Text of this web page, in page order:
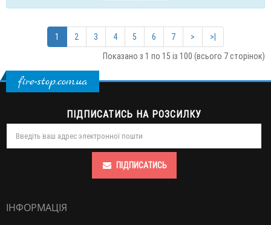
1 2 3 4 5 6 7 >
>|
Показано з 1 по 15 із 100 (всього 7 сторінок)
fire-stop.com.ua
ПІДПИСАТИСЬ НА РОЗСИЛКУ
ПІДПИСАТИСЬ
ІНФОРМАЦІЯ